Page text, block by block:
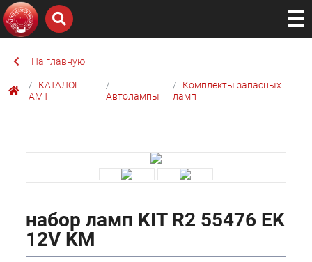
На главную
КАТАЛОГ
AMТ
Автолампы
Комплекты запасных
ламп
набор ламп KIT R2 55476 EK
12V KM